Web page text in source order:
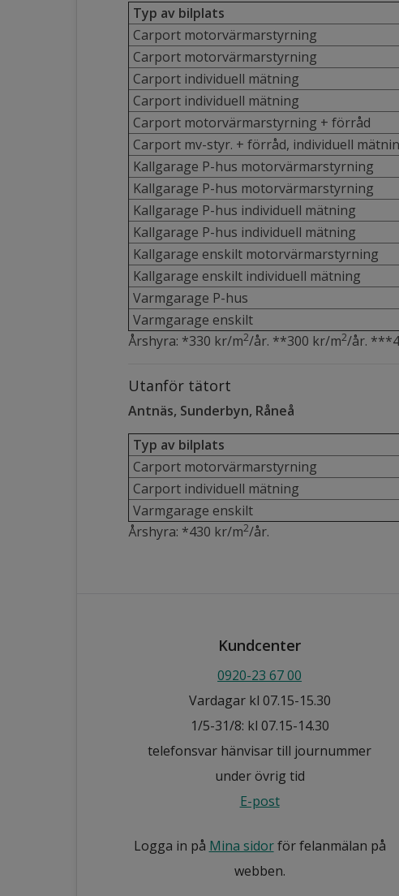
Typ av bilplats
Carport motorvärmarstyrning
Carport motorvärmarstyrning
Carport individuell mätning
Carport individuell mätning
Carport motorvärmarstyrning + förråd
Carport mv-styr. + förråd, individuell
Kallgarage P-hus motorvärmarstyrning
Kallgarage P-hus motorvärmarstyrning
Kallgarage P-hus individuell mätning
Kallgarage P-hus individuell mätning
Kallgarage enskilt motorvärmarstyrning
Kallgarage enskilt individuell mätning
Varmgarage P-hus
Varmgarage enskilt
Årshyra: *330 kr/m2/år. **300 kr/m2/år.
Utanför tätort
Antnäs, Sunderbyn, Råneå
Typ av bilplats
Carport motorvärmarstyrning
Carport individuell mätning
Varmgarage enskilt
Årshyra: *430 kr/m2/år.
Kundcenter
0920-23 67 00
Vardagar kl 07.15-15.30
1/5-31/8: kl 07.15-14.30
telefonsvar hänvisar till journummer
under övrig tid
E-post
Logga in på Mina sidorför felanmälan på
webben.